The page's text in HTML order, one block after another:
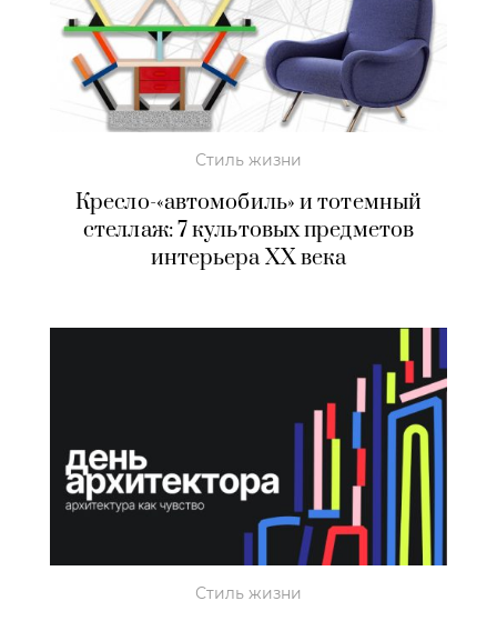
Стиль жизни
Кресло-«автомобиль» и тотемный
стеллаж: 7 культовых предметов
интерьера XX века
Стиль жизни